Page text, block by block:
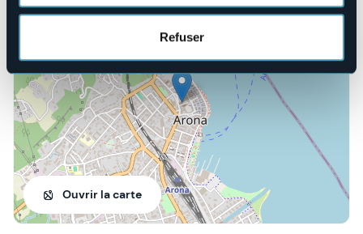
Refuser
Via San Carlo 6
Ouvrir la carte